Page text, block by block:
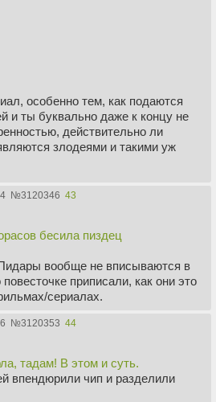
особенно тем, как подаются
и ты буквально даже к концу не
действительно ли
злодеями и такими уж
№3120346 43
бесила пиздец
вообще не вписываются в
приписали, как они это
сериалах.
№3120353 44
тадам! В этом и суть.
впендюрили чип и разделили